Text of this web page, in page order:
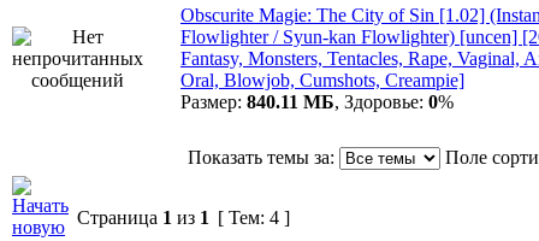
Obscurite Magie: The City of Sin [1.02]
Flowlighter / Syun-kan Flowlighter) [uncen]
Fantasy, Monsters, Tentacles, Rape, Vaginal,
Oral, Blowjob, Cumshots, Creampie]
Размер: 840.11 МБ, Здоровье: 0%
Показать темы за: Поле
Страница 1 из 1 [ Тем: 4 ]